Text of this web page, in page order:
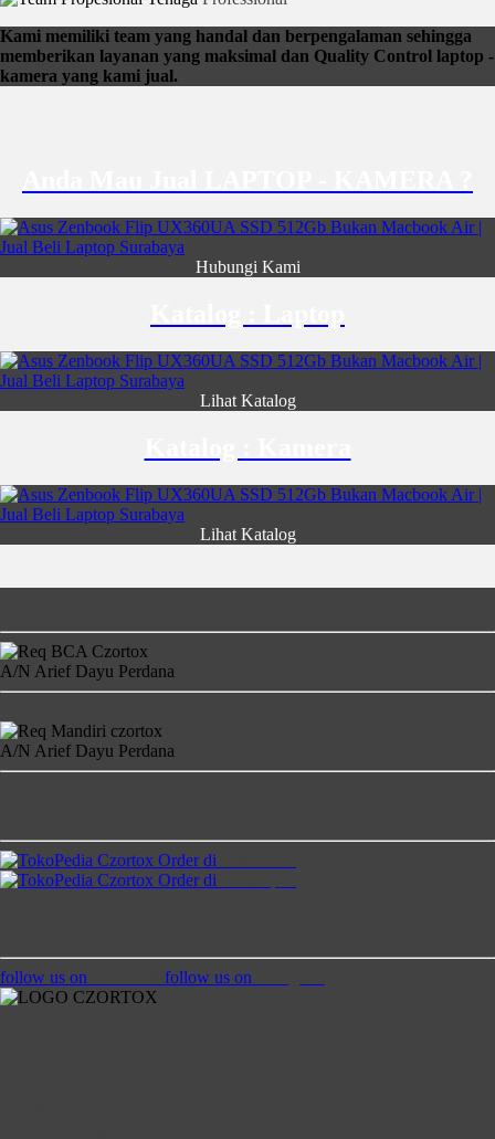
Kami memiliki team yang handal dan berpengalaman sehingga
memberikan layanan yang maksimal dan Quality Control laptop -
kamera yang kami jual.
Hubungi Kami
Lihat Katalog
Lihat Katalog
A/N Arief Dayu Perdana
A/N Arief Dayu Perdana
Order di
Order di
follow us on follow us on